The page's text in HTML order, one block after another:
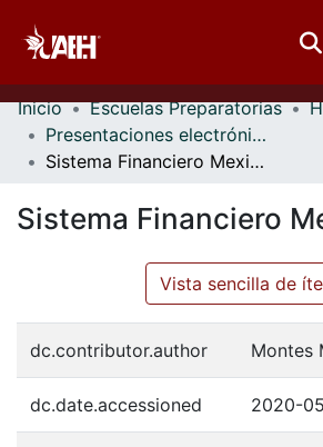
Comunidades
Buscar Por
Estadísticas
Inicio Escuelas Preparatorias
Presentaciones electrónicas
Sistema Financiero Mexicano
Sistema Financiero
Vista sencilla de
dc.contributor.author Montes
dc.date.accessioned 2020-